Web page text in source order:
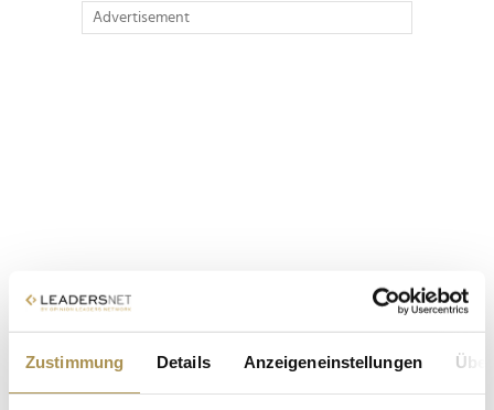
Zustimmung Details Anzeigeneinstellungen
Advertisement